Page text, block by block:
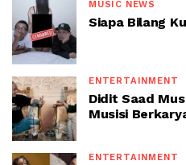
MUSIC NEWS
Siapa Bilang
ENTERTAINMENT
Didit Saad
Musisi
ENTERTAINMENT